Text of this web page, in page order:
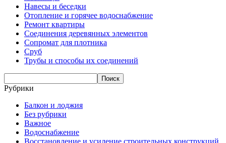
Навесы и беседки
Отопление и горячее водоснабжение
Ремонт квартиры
Соединения деревянных элементов
Сопромат для плотника
Сруб
Трубы и способы их соединений
Рубрики
Балкон и лоджия
Без рубрики
Важное
Водоснабжение
Восстановление и усиление строительных конструкций